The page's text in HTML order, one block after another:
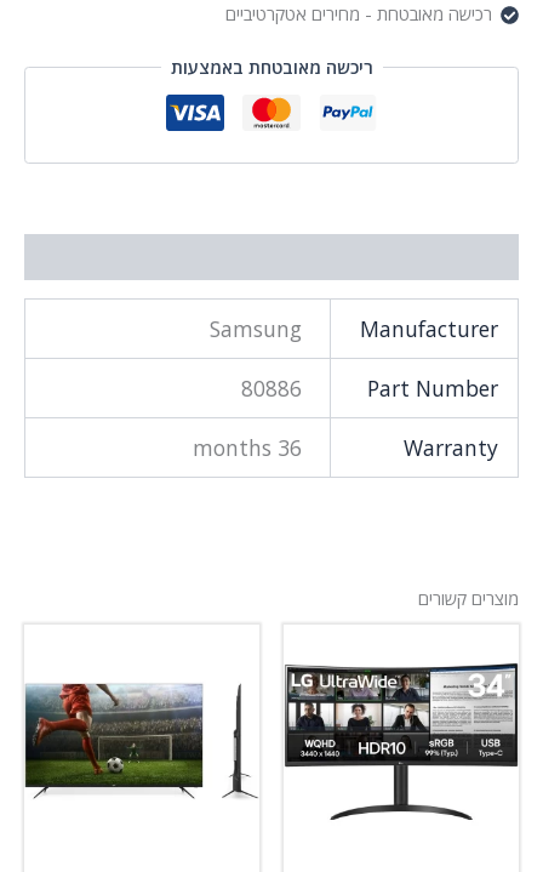
רכישה מאובטחת - מחירים אטקרטיביים
ריכשה מאובטחת באמצעות
Manufacturer
Samsung
Part Number
80886
Warranty
36 months
מוצרים קשורים